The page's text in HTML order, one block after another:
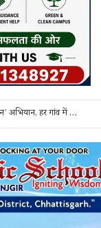
गिरफ्तार